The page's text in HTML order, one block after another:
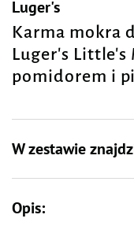
Luger's
Karma mokra
Luger's Little's
pomidorem i
W zestawie
Opis: